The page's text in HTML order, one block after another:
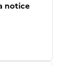
notice